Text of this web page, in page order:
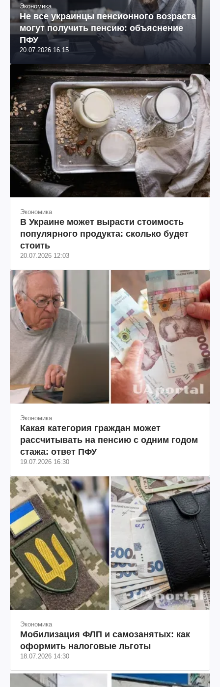
Экономика
Не все украинцы пенсионного возраста
могут получить пенсию: объяснение
ПФУ
20.07.2026 16:15
Экономика
В Украине может вырасти стоимость
популярного продукта: сколько будет
стоить
20.07.2026 12:03
Экономика
Какая категория граждан может
рассчитывать на пенсию с одним годом
стажа: ответ ПФУ
19.07.2026 16:30
Экономика
Мобилизация ФЛП и самозанятых: как
оформить налоговые льготы
18.07.2026 14:30